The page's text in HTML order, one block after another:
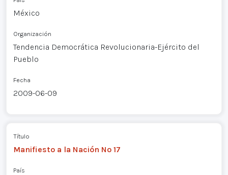
México
Organización
Tendencia Democrática Revolucionaria-Ejército del
Pueblo
Fecha
2009-06-09
Título
Manifiesto a la Nación Nº 17
País